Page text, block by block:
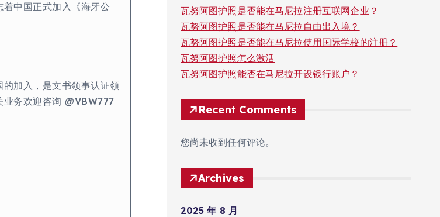
中国正式加入《海牙公
加入，是文书领事认证领
业务欢迎咨询 @VBW777
瓦努阿图护照是否能在马尼拉注册互联网企业？
瓦努阿图护照是否能在马尼拉自由出入境？
瓦努阿图护照是否能在马尼拉使用国际学校的注册？
瓦努阿图护照怎么激活
瓦努阿图护照能否在马尼拉开设银行账户？
Recent Comments
您尚未收到任何评论。
Archives
2025 年 8 月